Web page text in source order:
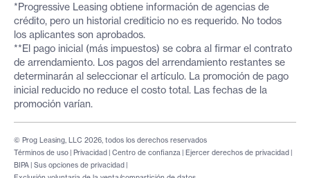
*Progressive Leasing obtiene información de agencias de
crédito, pero un historial crediticio no es requerido. No todos
los aplicantes son aprobados.
**El pago inicial (más impuestos) se cobra al firmar el contrato
de arrendamiento. Los pagos del arrendamiento restantes se
determinarán al seleccionar el artículo. La promoción de pago
inicial reducido no reduce el costo total. Las fechas de la
promoción varían.
Términos de uso | Privacidad | Centro de confianza | Ejercer derechos de privacidad |
BIPA | Sus opciones de privacidad |
© Prog Leasing, LLC 2026, todos los derechos reservados